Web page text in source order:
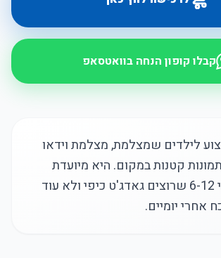
קבלו קופון הנחה בוואטסאפ
לילדים שמצלמת, מצלמת וידאו
קטנות במקום. היא מיועדת
בעיקר לגילאי 6-12 שרוצים גאדג'ט כיפי ולא עוד
יומיים.